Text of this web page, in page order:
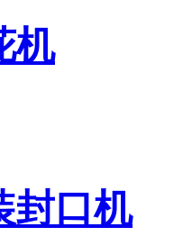
机
封口机